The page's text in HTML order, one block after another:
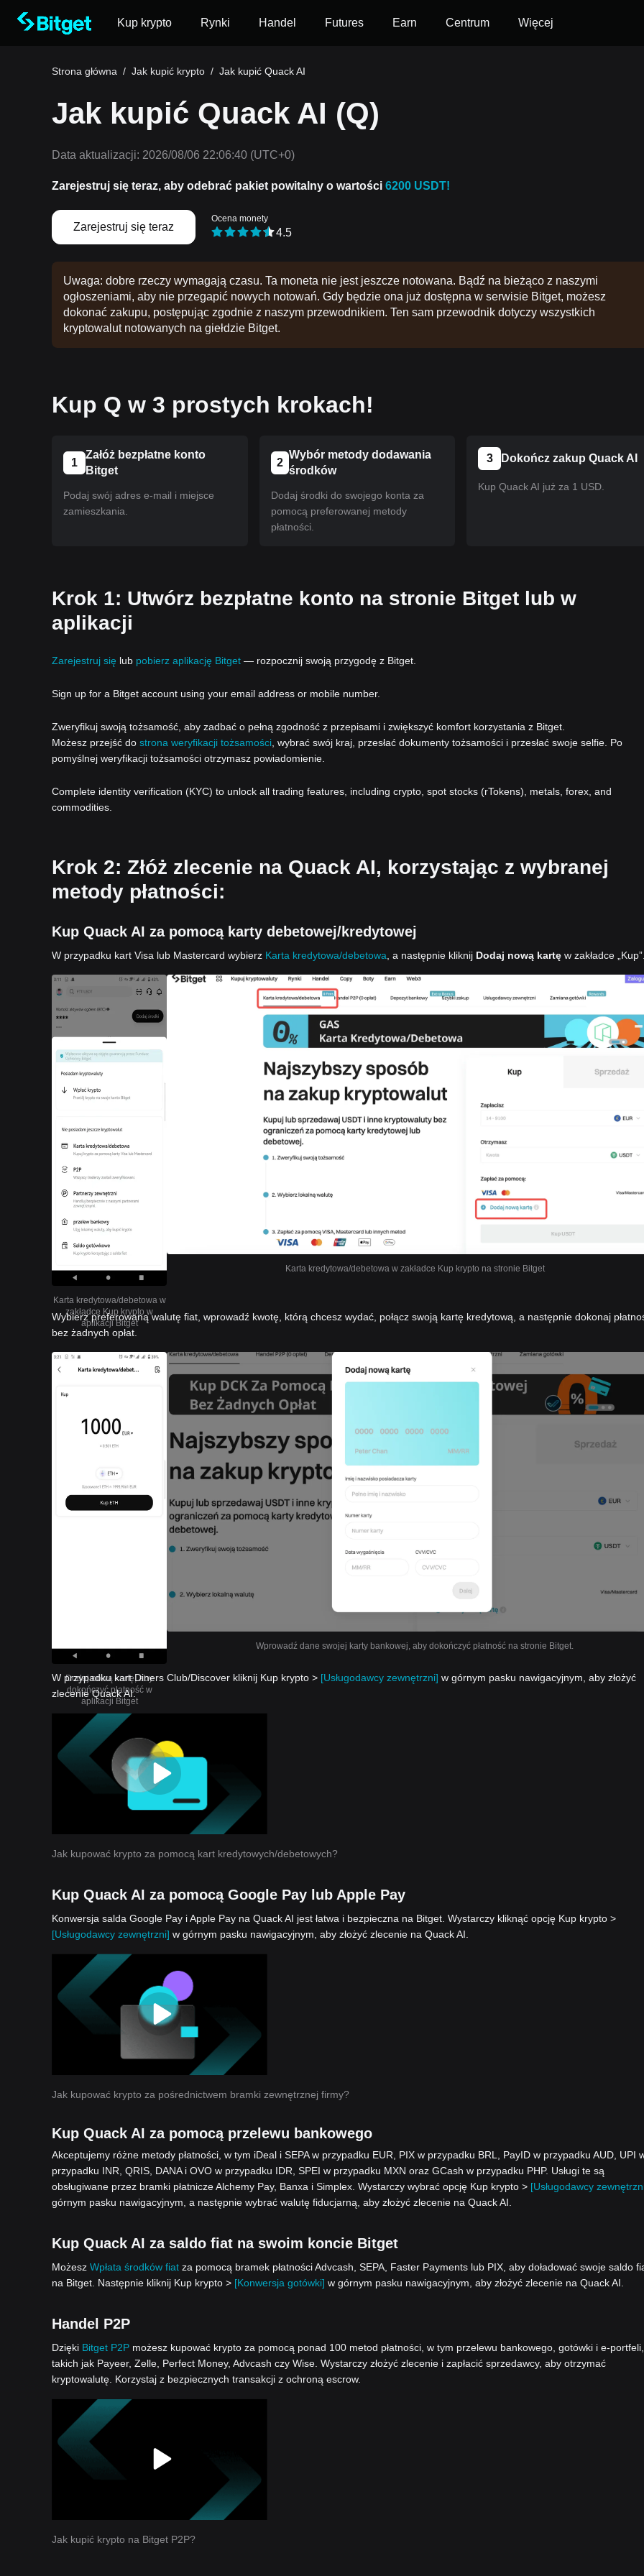
Kup krypto Rynki Handel Futures Earn Centrum Więcej
Strona główna / Jak kupić krypto / Jak kupić Quack AI
Jak kupić Quack AI (Q)
Data aktualizacji: 2026/08/06 22:06:40 (UTC+0)
Zarejestruj się teraz, aby odebrać pakiet powitalny o wartości 6200 USDT!
Zarejestruj się teraz
Ocena monety
4.5
Uwaga: dobre rzeczy wymagają czasu. Ta moneta nie jest jeszcze notowana. Bądź na bieżąco z naszymi
ogłoszeniami, aby nie przegapić nowych notowań. Gdy będzie ona już dostępna w serwisie Bitget, możesz
dokonać zakupu, postępując zgodnie z naszym przewodnikiem. Ten sam przewodnik dotyczy wszystkich
kryptowalut notowanych na giełdzie Bitget.
Kup Q w 3 prostych krokach!
1
Załóż bezpłatne konto
Bitget
Podaj swój adres e-mail i miejsce
zamieszkania.
2
Wybór metody dodawania
środków
Dodaj środki do swojego konta za
pomocą preferowanej metody
płatności.
3 Dokończ zakup Quack AI
Kup Quack AI już za 1 USD.
Krok 1: Utwórz bezpłatne konto na stronie Bitget lub w
aplikacji
Zarejestruj się lub pobierz aplikację Bitget — rozpocznij swoją przygodę z Bitget.
Sign up for a Bitget account using your email address or mobile number.
Zweryfikuj swoją tożsamość, aby zadbać o pełną zgodność z przepisami i zwiększyć komfort korzystania z Bitget.
Możesz przejść do strona weryfikacji tożsamości , wybrać swój kraj, przesłać dokumenty tożsamości i przesłać swoje selfie. Po
pomyślnej weryfikacji tożsamości otrzymasz powiadomienie.
Complete identity verification (KYC) to unlock all trading features, including crypto, spot stocks (rTokens), metals, forex, and
commodities.
Krok 2: Złóż zlecenie na Quack AI, korzystając z wybranej
metody płatności:
Kup Quack AI za pomocą karty debetowej/kredytowej
W przypadku kart Visa lub Mastercard wybierz Karta kredytowa/debetowa , a następnie kliknij Dodaj nową kartę w zakładce
Karta kredytowa/debetowa w
zakładce Kup krypto w
aplikacji Bitget
Karta kredytowa/debetowa w zakładce Kup krypto na stronie Bitget
Wybierz preferowaną walutę fiat, wprowadź kwotę, którą chcesz wydać, połącz swoją kartę kredytową, a następnie dokonaj
bez żadnych opłat.
Dodaj nową kartę, aby
dokończyć płatność w
aplikacji Bitget
Wprowadź dane swojej karty bankowej, aby dokończyć płatność na stronie Bitget.
W przypadku kart Diners Club/Discover kliknij Kup krypto > [Usługodawcy zewnętrzni] w górnym pasku nawigacyjnym, aby złożyć
zlecenie Quack AI.
Jak kupować krypto za pomocą kart kredytowych/debetowych?
Kup Quack AI za pomocą Google Pay lub Apple Pay
Konwersja salda Google Pay i Apple Pay na Quack AI jest łatwa i bezpieczna na Bitget. Wystarczy kliknąć opcję Kup krypto >
[Usługodawcy zewnętrzni] w górnym pasku nawigacyjnym, aby złożyć zlecenie na Quack AI.
Jak kupować krypto za pośrednictwem bramki zewnętrznej firmy?
Kup Quack AI za pomocą przelewu bankowego
Akceptujemy różne metody płatności, w tym iDeal i SEPA w przypadku EUR, PIX w przypadku BRL, PayID w przypadku AUD, UPI
przypadku INR, QRIS, DANA i OVO w przypadku IDR, SPEI w przypadku MXN oraz GCash w przypadku PHP. Usługi te są
obsługiwane przez bramki płatnicze Alchemy Pay, Banxa i Simplex. Wystarczy wybrać opcję Kup krypto > [Usługodawcy
górnym pasku nawigacyjnym, a następnie wybrać walutę fiducjarną, aby złożyć zlecenie na Quack AI.
Kup Quack AI za saldo fiat na swoim koncie Bitget
Możesz Wpłata środków fiat za pomocą bramek płatności Advcash, SEPA, Faster Payments lub PIX, aby doładować swoje saldo
na Bitget. Następnie kliknij Kup krypto > [Konwersja gotówki] w górnym pasku nawigacyjnym, aby złożyć zlecenie na Quack AI.
Handel P2P
Dzięki Bitget P2P możesz kupować krypto za pomocą ponad 100 metod płatności, w tym przelewu bankowego, gotówki i e-portfeli,
takich jak Payeer, Zelle, Perfect Money, Advcash czy Wise. Wystarczy złożyć zlecenie i zapłacić sprzedawcy, aby otrzymać
kryptowalutę. Korzystaj z bezpiecznych transakcji z ochroną escrow.
Jak kupić krypto na Bitget P2P?